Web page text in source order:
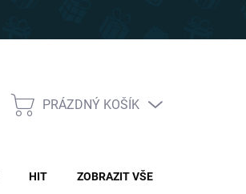
NÁKUPNÍ
PRÁZDNÝ KOŠÍK
HIT ZOBRAZIT VŠE